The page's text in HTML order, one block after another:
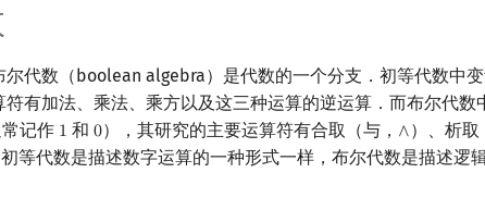
代数（boolean algebra）是代数的一个分支．初等代数中变
有加法、乘法、乘方以及这三种运算的逆运算．而布尔代数
记作 1
1 和 0
0），其研究的主要运算符有合取（与， ∧
∧）、析取
等代数是描述数字运算的一种形式一样，布尔代数是描述逻